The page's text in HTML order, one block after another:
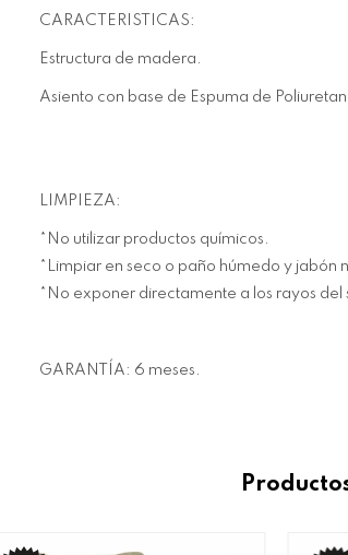
CARACTERISTICAS:
Estructura de madera.
Asiento con base de Espuma de
LIMPIEZA:
*No utilizar productos químicos.
*Limpiar en seco o paño húmedo y jabón
*No exponer directamente a los rayos del
GARANTÍA: 6 meses.